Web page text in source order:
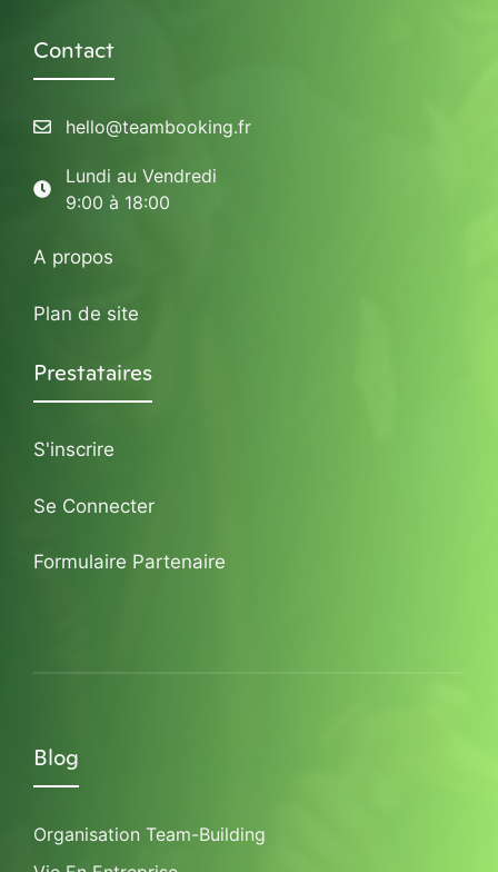
Contact
hello@teambooking.fr
Lundi au Vendredi
9:00 à 18:00
A propos
Plan de site
Prestataires
S'inscrire
Se Connecter
Formulaire Partenaire
Blog
Organisation Team-Building